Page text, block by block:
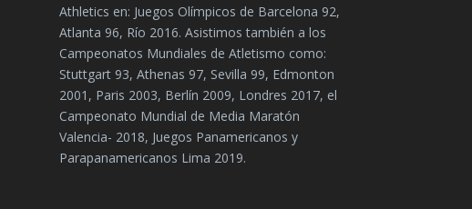
Athletics en: Juegos Olímpicos de Barcelona 92,
Atlanta 96, Río 2016. Asistimos también a los
Campeonatos Mundiales de Atletismo como:
Stuttgart 93, Athenas 97, Sevilla 99, Edmonton
2001, Paris 2003, Berlín 2009, Londres 2017, el
Campeonato Mundial de Media Maratón
Valencia- 2018, Juegos Panamericanos y
Parapanamericanos Lima 2019.